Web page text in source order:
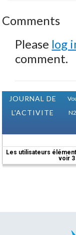
Comments
Please log
comment.
JOURNAL DE
L'ACTIVITE
Les utilisateurs
voir